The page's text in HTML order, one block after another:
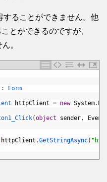
することができません。他
とができるのですが、
。
:
Form
httpClient = new System.
(object sender ,
httpClient .GetStringAsync(